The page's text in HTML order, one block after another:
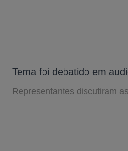
Tema foi debatido em
Representantes discutiram